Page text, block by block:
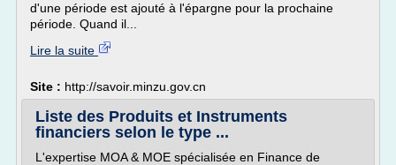
d'une période est ajouté à l'épargne pour la prochaine
période. Quand il...
Lire la suite
Site : http://savoir.minzu.gov.cn
Liste des Produits et Instruments
financiers selon le type ...
L'expertise MOA & MOE spécialisée en Finance de